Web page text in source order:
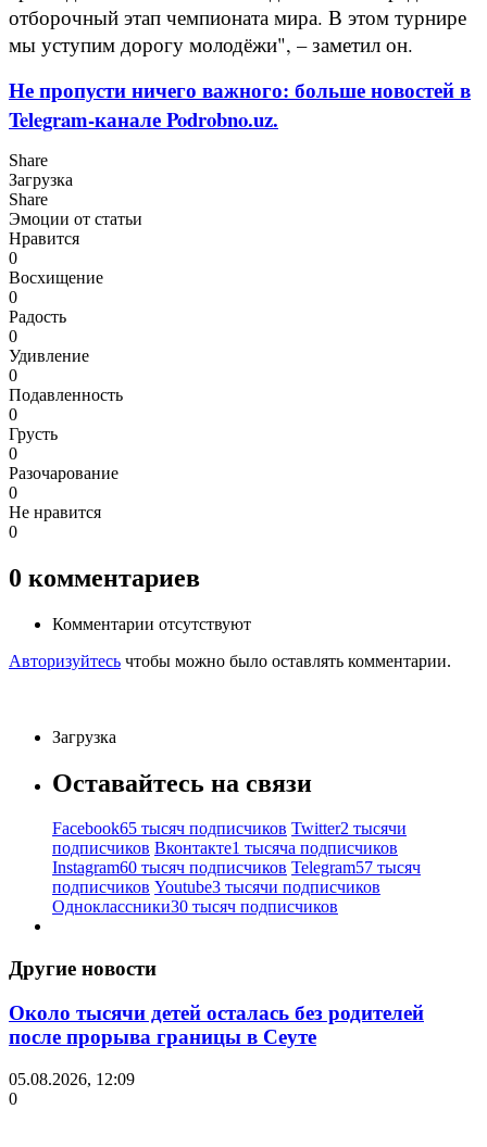
отборочный этап чемпионата мира. В этом турнире
мы уступим дорогу молодёжи", – заметил он.
Не пропусти ничего важного: больше новостей в
Telegram-канале Podrobno.uz.
Share
Загрузка
Share
Эмоции от статьи
Нравится
0
Восхищение
0
Радость
0
Удивление
0
Подавленность
0
Грусть
0
Разочарование
0
Не нравится
0
0 комментариев
Комментарии отсутствуют
Авторизуйтесь чтобы можно было оставлять комментарии.
Загрузка
Оставайтесь на связи
Facebook65 тысяч подписчиков Twitter2 тысячи
подписчиков Вконтакте1 тысяча подписчиков
Instagram60 тысяч подписчиков Telegram57 тысяч
подписчиков Youtube3 тысячи подписчиков
Одноклассники30 тысяч подписчиков
Другие новости
Около тысячи детей осталась без родителей
после прорыва границы в Сеуте
05.08.2026, 12:09
0